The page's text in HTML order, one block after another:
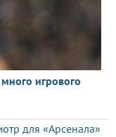
игрового
для «Арсенала»